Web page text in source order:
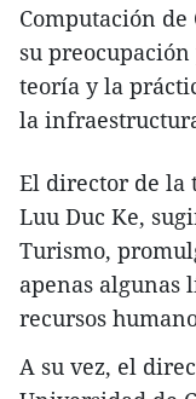
Computación
su
teoría y la
la
El director de la
Luu Duc Ke,
Turismo,
apenas algunas
recursos
A su vez, el